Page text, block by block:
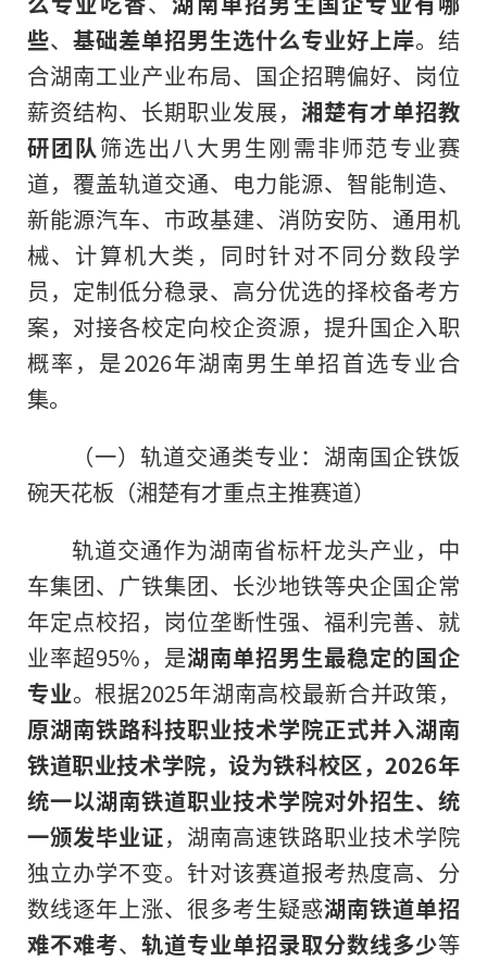
些、 基础差单招男生选什么专业好上岸。结
合湖南工业产业布局、国企招聘偏好、岗位
薪资结构、长期职业发展， 湘楚有才单招教
研团队筛选出八大男生刚需非师范专业赛
道，覆盖轨道交通、电力能源、智能制造、
新能源汽车、市政基建、消防安防、通用机
械、计算机大类，同时针对不同分数段学
员，定制低分稳录、高分优选的择校备考方
案，对接各校定向校企资源，提升国企入职
概率，是2026年湖南男生单招首选专业合
集。
（一）轨道交通类专业：湖南国企铁饭
碗天花板（湘楚有才重点主推赛道）
轨道交通作为湖南省标杆龙头产业，中
车集团、广铁集团、长沙地铁等央企国企常
年定点校招，岗位垄断性强、福利完善、就
业率超95%，是湖南单招男生最稳定的国企
专业。根据2025年湖南高校最新合并政策，
原湖南铁路科技职业技术学院正式并入湖南
铁道职业技术学院，设为铁科校区，2026年
统一以湖南铁道职业技术学院对外招生、统
一颁发毕业证，湖南高速铁路职业技术学院
独立办学不变。针对该赛道报考热度高、分
数线逐年上涨、很多考生疑惑湖南铁道单招
难不难考、 轨道专业单招录取分数线多少等